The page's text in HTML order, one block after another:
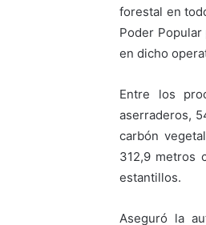
forestal en
Poder Popular
en dicho
Entre los
aserraderos,
carbón
312,9 metros
estantillos.
Aseguró la